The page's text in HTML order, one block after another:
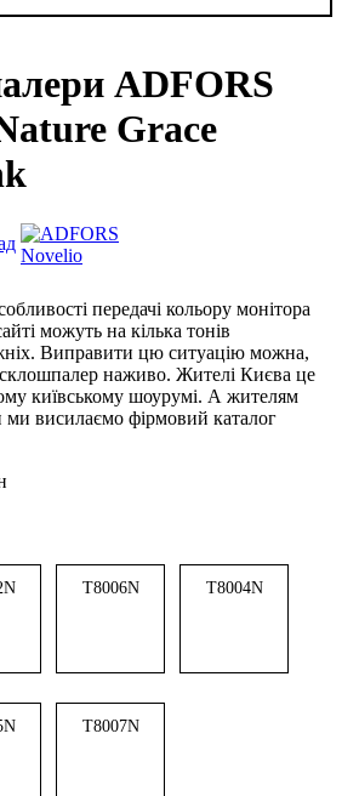
ADFORS
Grace
передачі кольору монітора
можуть на кілька тонів
Виправити цю ситуацію можна,
наживо. Жителі Києва це
київському шоурумі. А жителям
ми висилаємо фірмовий каталог
T8006N T8004N
T8007N